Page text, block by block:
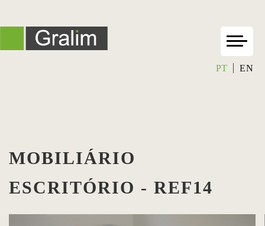
PT EN
MOBILIÁRIO
ESCRITÓRIO - REF14